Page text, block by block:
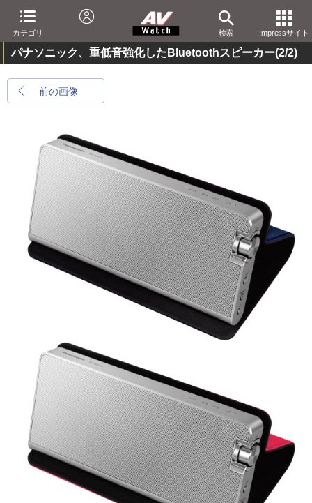
カテゴリ 検索 Impressサイト
パナソニック、重低音強化したBluetoothスピーカー(2/2)
前の画像